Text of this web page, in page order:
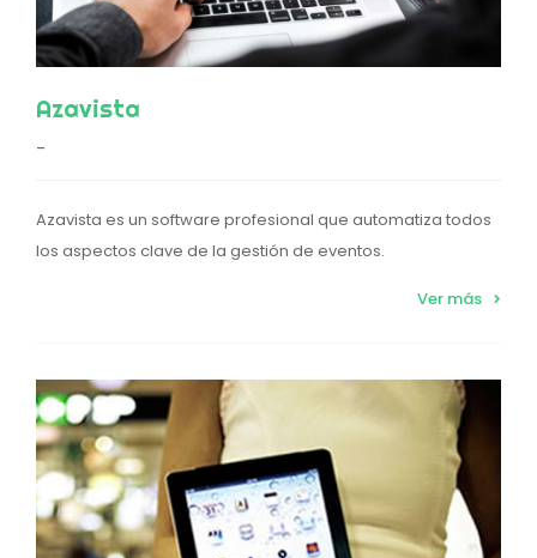
Azavista
-
Azavista es un software profesional que automatiza todos
los aspectos clave de la gestión de eventos.
Ver más